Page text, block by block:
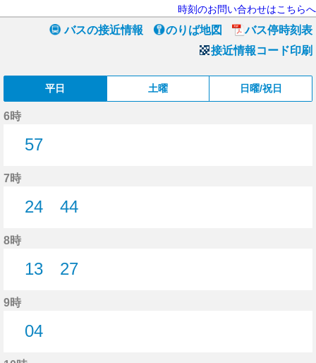
時刻のお問い合わせはこちらへ
バスの接近情報 のりば地図
バス停時刻表
接近情報コード印刷
平日 土曜 日曜/祝日
6時
57
7時
24
44
8時
13
27
9時
04